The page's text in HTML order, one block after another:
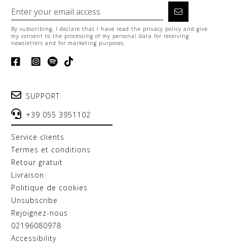
By subscribing, I declare that I have read the privacy policy and give
my consent to the processing of my personal data for receiving
newsletters and for marketing purposes.
SUPPORT
+39 055 3951102
service clients
termes et conditions
retour gratuit
livraison
politique de cookies
unsubscribe
rejoignez-nous
02196080978
accessibility